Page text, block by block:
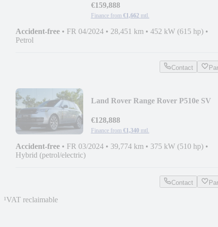
€159,888
Finance from €1,662 mtl.
Accident-free • FR 04/2024 • 28,451 km • 452 kW (615 hp) •
Petrol
Contact
Land Rover Range Rover P510e SV
€128,888
Finance from €1,340 mtl.
Accident-free • FR 03/2024 • 39,774 km • 375 kW (510 hp) •
Hybrid (petrol/electric)
Contact
¹VAT reclaimable